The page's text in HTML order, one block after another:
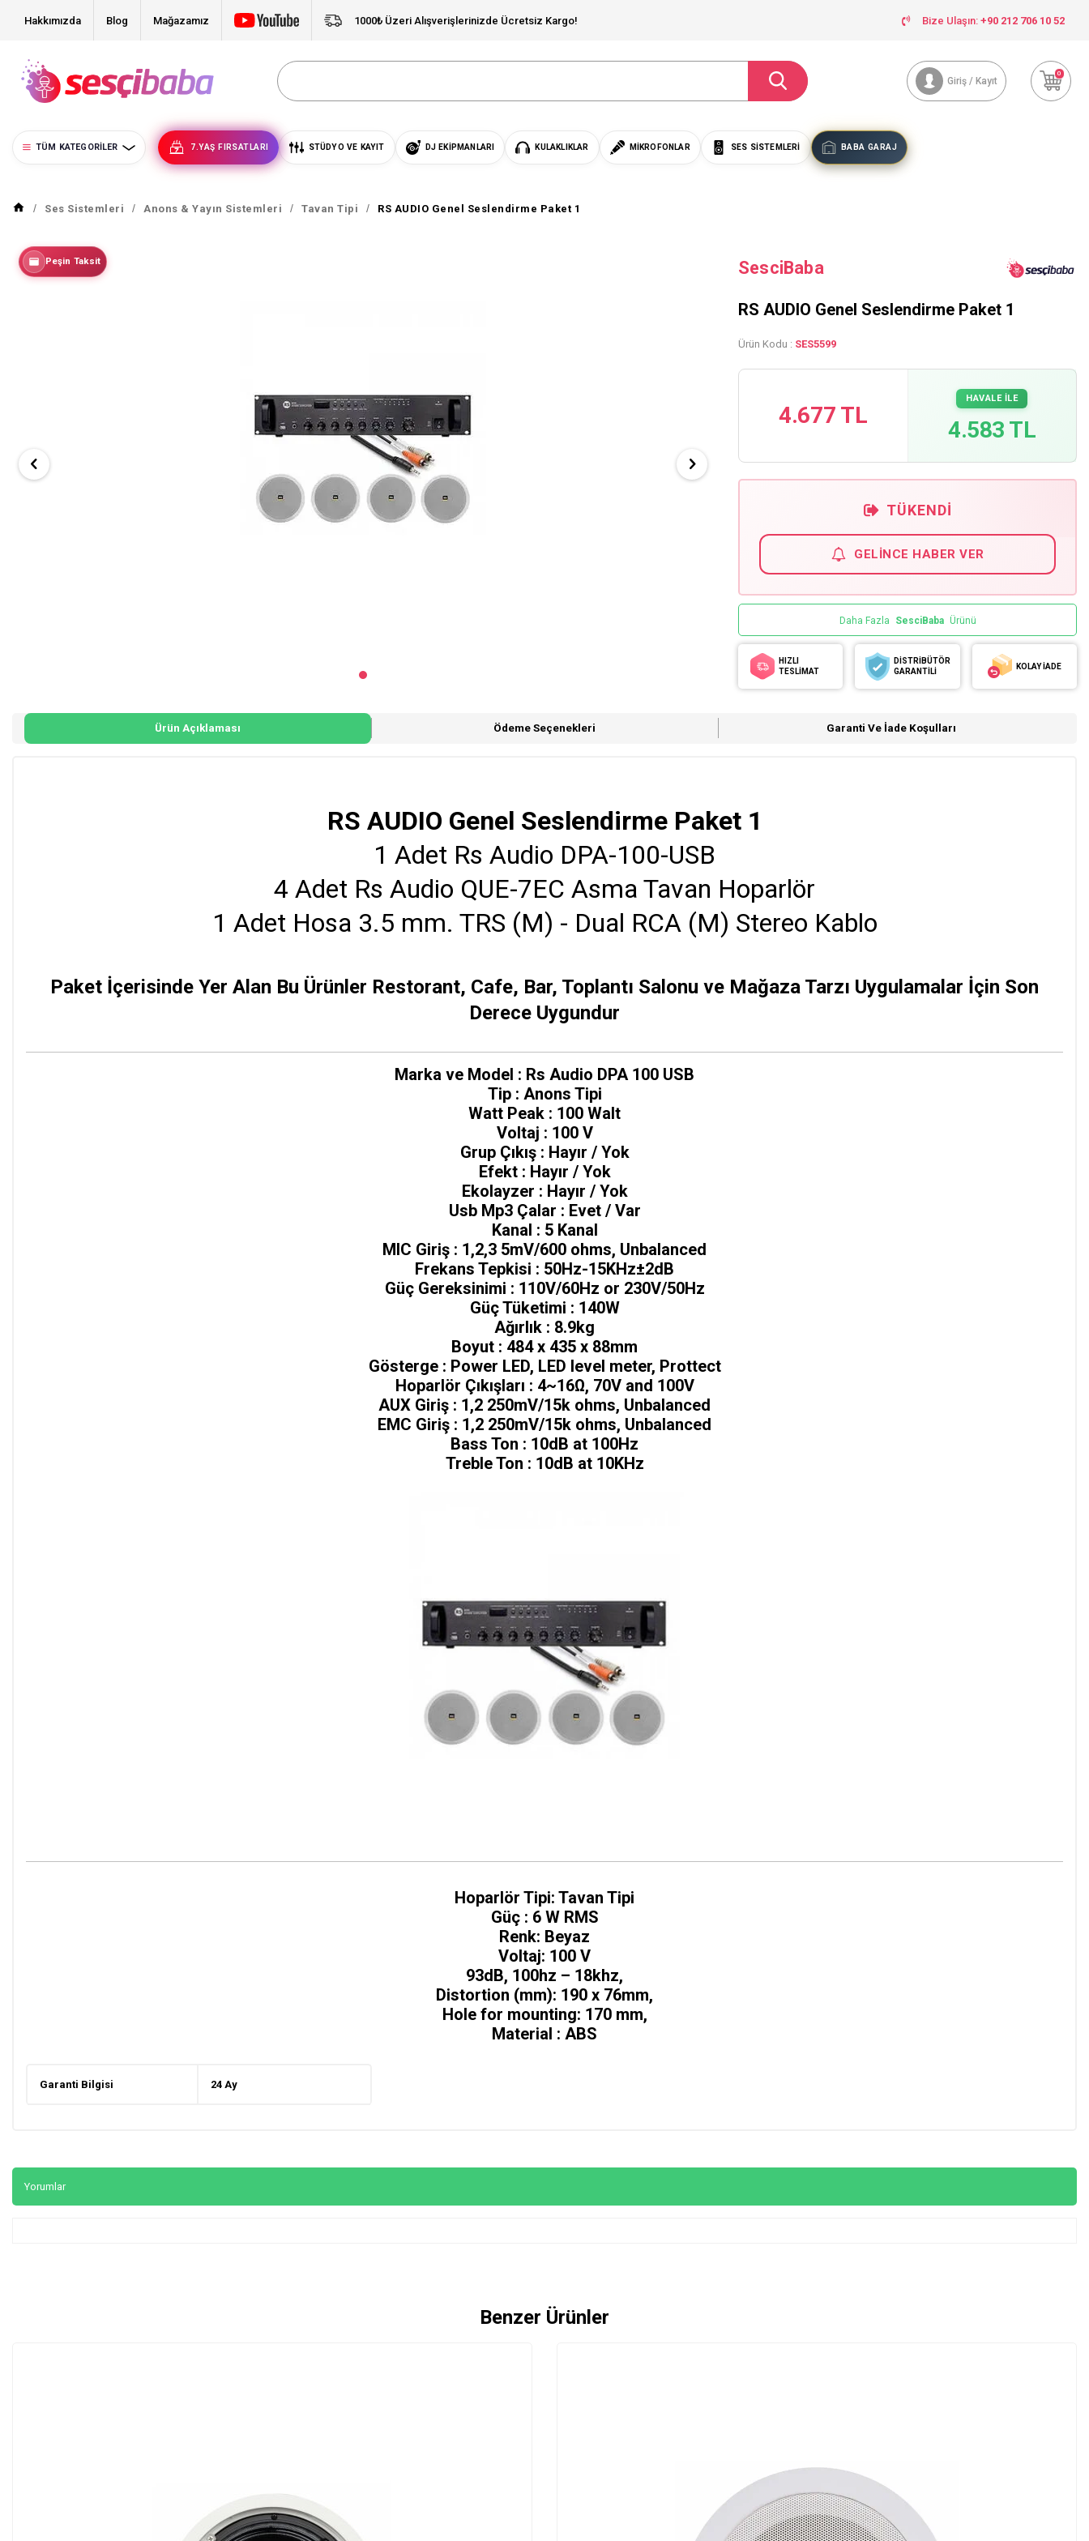
Hakkımızda Blog Mağazamız 1000₺ Üzeri Alışverişlerinizde Ücretsiz Kargo! Bize Ulaşın: +90 212 706 10 52
Giriş / Kayıt
0
TÜM KATEGORILER 7.YAŞ FIRSATLARI STÜDYO VE KAYIT DJ EKIPMANLARI KULAKLIKLAR MIKROFONLAR SES SISTEMLERI BABA GARAJ
Ses Sistemleri Anons & Yayın Sistemleri Tavan Tipi RS AUDIO Genel Seslendirme Paket 1
Peşin Taksit SesciBaba
RS AUDIO Genel Seslendirme Paket 1
Ürün Kodu : SES5599
4.677 TL
HAVALE İLE
4.583 TL
TÜKENDI
GELINCE HABER VER
Daha Fazla SesciBaba Ürünü
HIZLI
TESLİMAT
DİSTRİBÜTÖR
GARANTİLİ
KOLAY İADE
Ürün Açıklaması Ödeme Seçenekleri Garanti Ve İade Koşulları
RS AUDIO Genel Seslendirme Paket 1
1 Adet Rs Audio DPA-100-USB
4 Adet Rs Audio QUE-7EC Asma Tavan Hoparlör
1 Adet Hosa 3.5 mm. TRS (M) - Dual RCA (M) Stereo Kablo
Paket İçerisinde Yer Alan Bu Ürünler Restorant, Cafe, Bar, Toplantı Salonu ve Mağaza Tarzı Uygulamalar İçin Son
Derece Uygundur
Marka ve Model : Rs Audio DPA 100 USB
Tip : Anons Tipi
Watt Peak : 100 Walt
Voltaj : 100 V
Grup Çıkış : Hayır / Yok
Efekt : Hayır / Yok
Ekolayzer : Hayır / Yok
Usb Mp3 Çalar : Evet / Var
Kanal : 5 Kanal
MIC Giriş : 1,2,3 5mV/600 ohms, Unbalanced
Frekans Tepkisi : 50Hz-15KHz±2dB
Güç Gereksinimi : 110V/60Hz or 230V/50Hz
Güç Tüketimi : 140W
Ağırlık : 8.9kg
Boyut : 484 x 435 x 88mm
Gösterge : Power LED, LED level meter, Prottect
Hoparlör Çıkışları : 4~16Ω, 70V and 100V
AUX Giriş : 1,2 250mV/15k ohms, Unbalanced
EMC Giriş : 1,2 250mV/15k ohms, Unbalanced
Bass Ton : 10dB at 100Hz
Treble Ton : 10dB at 10KHz
Hoparlör Tipi: Tavan Tipi
Güç : 6 W RMS
Renk: Beyaz
Voltaj: 100 V
93dB, 100hz – 18khz,
Distortion (mm): 190 x 76mm,
Hole for mounting: 170 mm,
Material : ABS
Garanti Bilgisi 24 Ay
Yorumlar
Benzer Ürünler